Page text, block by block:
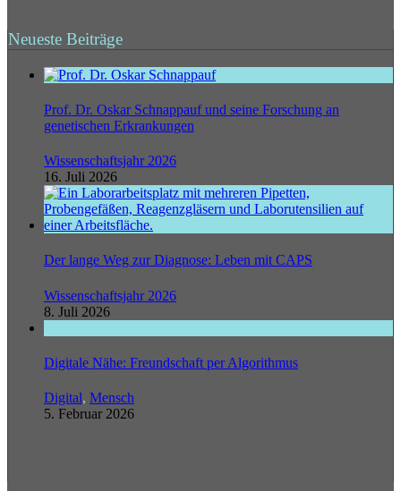
Neueste Beiträge
Prof. Dr. Oskar Schnappauf und seine Forschung an
genetischen Erkrankungen
Wissenschaftsjahr 2026
16. Juli 2026
Der lange Weg zur Diagnose: Leben mit CAPS
Wissenschaftsjahr 2026
8. Juli 2026
Digitale Nähe: Freundschaft per Algorithmus
Digital, Mensch
5. Februar 2026